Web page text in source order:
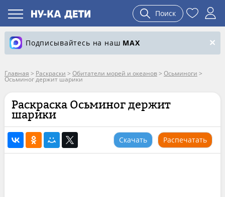
Поиск
Подписывайтесь на наш MAX
Главная > Раскраски > Обитатели морей и океанов> Осьминоги >
Осьминог держит шарики
Раскраска Осьминог держит
шарики
Скачать Распечатать